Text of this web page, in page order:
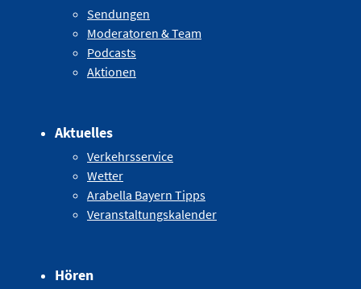
Sendungen
Moderatoren & Team
Podcasts
Aktionen
Aktuelles
Verkehrsservice
Wetter
Arabella Bayern Tipps
Veranstaltungskalender
Hören